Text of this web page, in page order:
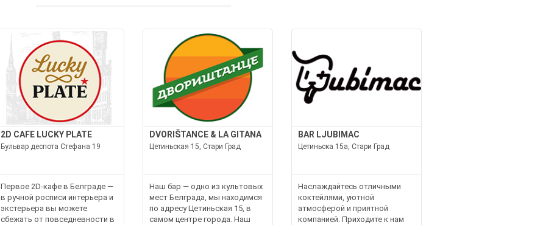
2D CAFE LUCKY PLATE
Бульвар деспота Стефана 19
Первое 2D-кафе в Белграде —
в ручной росписи интерьера и
экстерьера вы можете
сбежать от повседневности в
DVORIŠTANCE & LA GITANA
Цетиньская 15, Стари Град
Наш бар — одно из культовых
мест Белграда, мы находимся
по адресу Цетиньская 15, в
самом центре города. Наш
BAR LJUBIMAC
Цетиньска 15а, Стари Град
Наслаждайтесь отличными
коктейлями, уютной
атмосферой и приятной
компанией. Приходите к нам